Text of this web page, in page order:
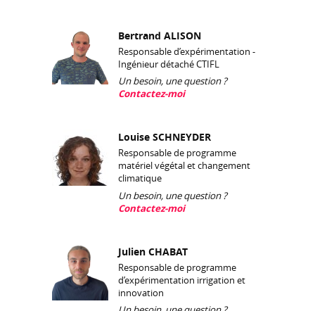
Bertrand ALISON
Responsable d’expérimentation -
Ingénieur détaché CTIFL
Un besoin, une question ?
Contactez-moi
Louise SCHNEYDER
Responsable de programme
matériel végétal et changement
climatique
Un besoin, une question ?
Contactez-moi
Julien CHABAT
Responsable de programme
d’expérimentation irrigation et
innovation